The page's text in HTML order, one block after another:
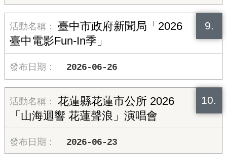
9.
臺中市政府新聞局「2026
臺中電影Fun-In季」
2026-06-26
10.
花蓮縣花蓮市公所 2026
「山海迴響 花蓮聲浪」演唱會
2026-06-23